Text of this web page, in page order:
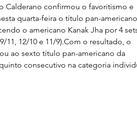
Calderano confirmou o favoritismo e
quarta-feira o título pan-
o americano Kanak Jha por 4
9/11, 12/10 e 11/9).Com o resultado, o
ao sexto título pan-americano da
consecutivo na categoria